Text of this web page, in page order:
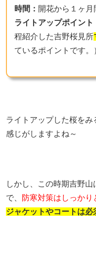
時間： 開花から１ヶ月
ライトアップポイント
程紹介した吉野桜見所
ているポイントです。
ライトアップした桜を
感じがしますよね～
しかし、この時期吉野山
で、
防寒対策はしっかり
ジャケットやコートは必